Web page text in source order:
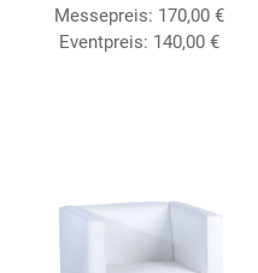
Messepreis: 170,00 €
Eventpreis: 140,00 €